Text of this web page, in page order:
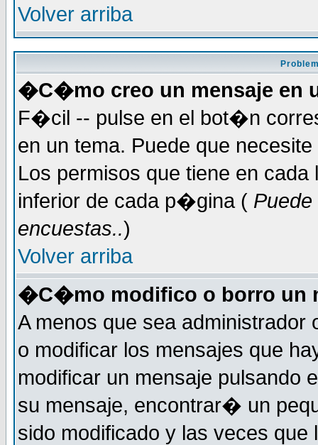
Volver arriba
�C�mo creo un mensaje en
F�cil -- pulse en el bot�n
en un tema. Puede que
Los permisos que tiene en
inferior de cada p�gina (
encuestas..)
Volver arriba
�C�mo modifico o borro un
A menos que sea administrador
o modificar los mensajes que
modificar un mensaje pulsando
su mensaje, encontrar� un
sido modificado y las veces